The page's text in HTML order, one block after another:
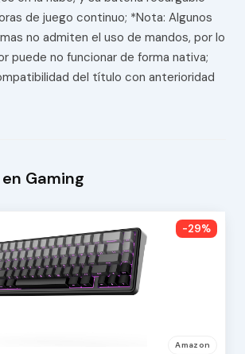
de juego continuo; *Nota: Algunos
no admiten el uso de mandos, por lo
puede no funcionar de forma nativa;
del título con anterioridad
Gaming
-29%
Amazon